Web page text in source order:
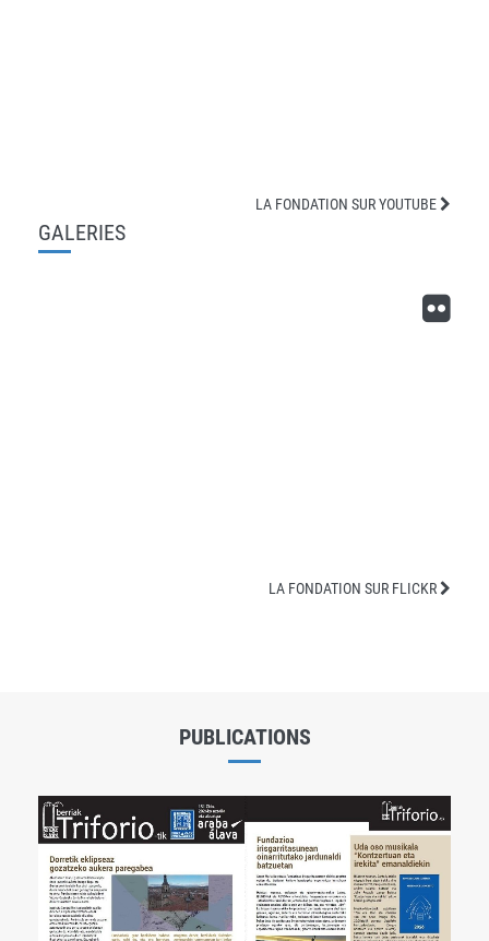
LA FONDATION SUR YOUTUBE
GALERIES
LA FONDATION SUR FLICKR
PUBLICATIONS